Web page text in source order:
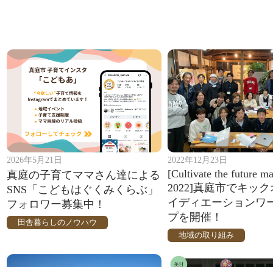
2026年5月21日
真庭の子育てママさん達による
SNS「こどもはぐくみくらぶ」
フォロワー募集中！
田舎暮らしのノウハウ
2022年12月23日
[Cultivate the future
2022]真庭市でキッ
イディエーションワ
プを開催！
地域の取り組み